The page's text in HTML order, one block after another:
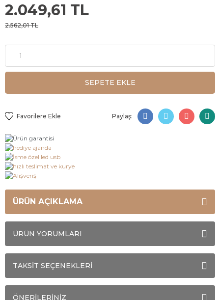
2.049,61 TL
2.562,01 TL
SEPETE EKLE
Paylaş:
ÜRÜN AÇIKLAMA
ÜRÜN YORUMLARI
TAKSİT SEÇENEKLERİ
ÖNERİLERİNİZ